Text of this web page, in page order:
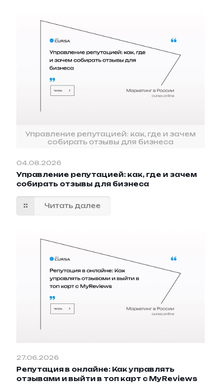
Управление репутацией: как, где и зачем
собирать отзывы для бизнеса
04.08.2026
Управление репутацией: как, где и зачем
собирать отзывы для бизнеса
Читать далее
27.06.2026
Репутация в онлайне: Как управлять
отзывами и выйти в топ карт с MyReviews